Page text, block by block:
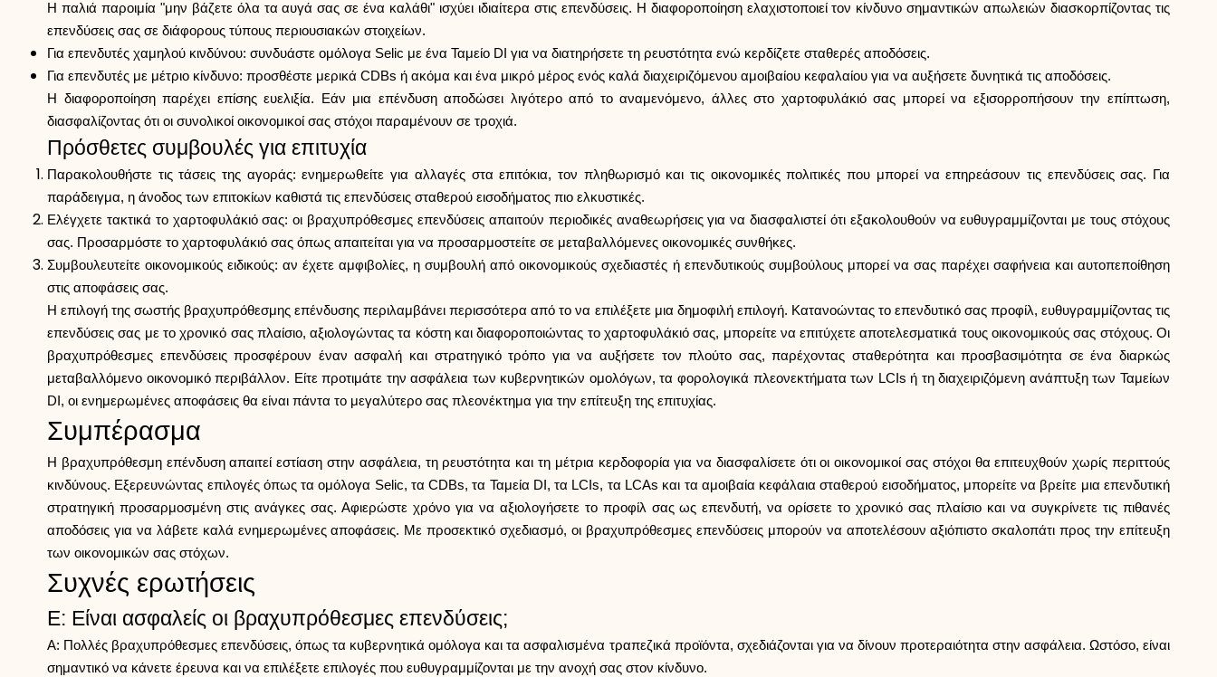
Η παλιά παροιμία "μην βάζετε όλα τα αυγά σας σε ένα καλάθι" ισχύει ιδιαίτερα στις επενδύσεις. Η διαφοροποίηση ελαχιστοποιεί τον κίνδυνο σημαντικών απωλειών διασκορπίζοντας τις
επενδύσεις σας σε διάφορους τύπους περιουσιακών στοιχείων.
Για επενδυτές χαμηλού κινδύνου: συνδυάστε ομόλογα Selic με ένα Ταμείο DI για να διατηρήσετε τη ρευστότητα ενώ κερδίζετε σταθερές αποδόσεις.
Για επενδυτές με μέτριο κίνδυνο: προσθέστε μερικά CDBs ή ακόμα και ένα μικρό μέρος ενός καλά διαχειριζόμενου αμοιβαίου κεφαλαίου για να αυξήσετε δυνητικά τις αποδόσεις.
Η διαφοροποίηση παρέχει επίσης ευελιξία. Εάν μια επένδυση αποδώσει λιγότερο από το αναμενόμενο, άλλες στο χαρτοφυλάκιό σας μπορεί να εξισορροπήσουν την επίπτωση,
διασφαλίζοντας ότι οι συνολικοί οικονομικοί σας στόχοι παραμένουν σε τροχιά.
Πρόσθετες συμβουλές για επιτυχία
Παρακολουθήστε τις τάσεις της αγοράς: ενημερωθείτε για αλλαγές στα επιτόκια, τον πληθωρισμό και τις οικονομικές πολιτικές που μπορεί να επηρεάσουν τις επενδύσεις σας. Για
παράδειγμα, η άνοδος των επιτοκίων καθιστά τις επενδύσεις σταθερού εισοδήματος πιο ελκυστικές.
Ελέγχετε τακτικά το χαρτοφυλάκιό σας: οι βραχυπρόθεσμες επενδύσεις απαιτούν περιοδικές αναθεωρήσεις για να διασφαλιστεί ότι εξακολουθούν να ευθυγραμμίζονται με τους στόχους
σας. Προσαρμόστε το χαρτοφυλάκιό σας όπως απαιτείται για να προσαρμοστείτε σε μεταβαλλόμενες οικονομικές συνθήκες.
Συμβουλευτείτε οικονομικούς ειδικούς: αν έχετε αμφιβολίες, η συμβουλή από οικονομικούς σχεδιαστές ή επενδυτικούς συμβούλους μπορεί να σας παρέχει σαφήνεια και αυτοπεποίθηση
στις αποφάσεις σας.
Η επιλογή της σωστής βραχυπρόθεσμης επένδυσης περιλαμβάνει περισσότερα από το να επιλέξετε μια δημοφιλή επιλογή. Κατανοώντας το επενδυτικό σας προφίλ, ευθυγραμμίζοντας τις
επενδύσεις σας με το χρονικό σας πλαίσιο, αξιολογώντας τα κόστη και διαφοροποιώντας το χαρτοφυλάκιό σας, μπορείτε να επιτύχετε αποτελεσματικά τους οικονομικούς σας στόχους. Οι
βραχυπρόθεσμες επενδύσεις προσφέρουν έναν ασφαλή και στρατηγικό τρόπο για να αυξήσετε τον πλούτο σας, παρέχοντας σταθερότητα και προσβασιμότητα σε ένα διαρκώς
μεταβαλλόμενο οικονομικό περιβάλλον. Είτε προτιμάτε την ασφάλεια των κυβερνητικών ομολόγων, τα φορολογικά πλεονεκτήματα των LCIs ή τη διαχειριζόμενη ανάπτυξη των Ταμείων
DI, οι ενημερωμένες αποφάσεις θα είναι πάντα το μεγαλύτερο σας πλεονέκτημα για την επίτευξη της επιτυχίας.
Συμπέρασμα
Η βραχυπρόθεσμη επένδυση απαιτεί εστίαση στην ασφάλεια, τη ρευστότητα και τη μέτρια κερδοφορία για να διασφαλίσετε ότι οι οικονομικοί σας στόχοι θα επιτευχθούν χωρίς περιττούς
κινδύνους. Εξερευνώντας επιλογές όπως τα ομόλογα Selic, τα CDBs, τα Ταμεία DI, τα LCIs, τα LCAs και τα αμοιβαία κεφάλαια σταθερού εισοδήματος, μπορείτε να βρείτε μια επενδυτική
στρατηγική προσαρμοσμένη στις ανάγκες σας. Αφιερώστε χρόνο για να αξιολογήσετε το προφίλ σας ως επενδυτή, να ορίσετε το χρονικό σας πλαίσιο και να συγκρίνετε τις πιθανές
αποδόσεις για να λάβετε καλά ενημερωμένες αποφάσεις. Με προσεκτικό σχεδιασμό, οι βραχυπρόθεσμες επενδύσεις μπορούν να αποτελέσουν αξιόπιστο σκαλοπάτι προς την επίτευξη
των οικονομικών σας στόχων.
Συχνές ερωτήσεις
Ε: Είναι ασφαλείς οι βραχυπρόθεσμες επενδύσεις;
Α: Πολλές βραχυπρόθεσμες επενδύσεις, όπως τα κυβερνητικά ομόλογα και τα ασφαλισμένα τραπεζικά προϊόντα, σχεδιάζονται για να δίνουν προτεραιότητα στην ασφάλεια. Ωστόσο, είναι
σημαντικό να κάνετε έρευνα και να επιλέξετε επιλογές που ευθυγραμμίζονται με την ανοχή σας στον κίνδυνο.